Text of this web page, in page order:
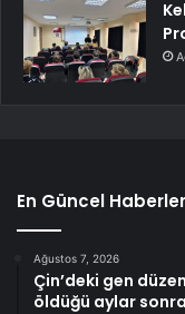
En Güncel Haberler
Ağustos 7, 2026
Çin’deki gen
öldüğü aylar